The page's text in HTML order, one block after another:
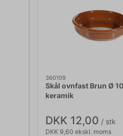
360109
Skål ovnfast Brun Ø
keramik
DKK 12,00 / stk
DKK 9,60 ekskl. moms